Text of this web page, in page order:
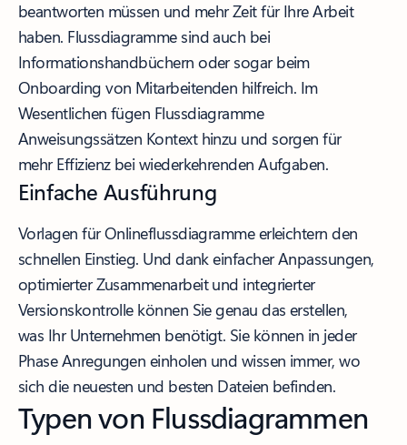
beantworten müssen und mehr Zeit für Ihre Arbeit
haben. Flussdiagramme sind auch bei
Informationshandbüchern oder sogar beim
Onboarding von Mitarbeitenden hilfreich. Im
Wesentlichen fügen Flussdiagramme
Anweisungssätzen Kontext hinzu und sorgen für
mehr Effizienz bei wiederkehrenden Aufgaben.
Einfache Ausführung
Vorlagen für Onlineflussdiagramme erleichtern den
schnellen Einstieg. Und dank einfacher Anpassungen,
optimierter Zusammenarbeit und integrierter
Versionskontrolle können Sie genau das erstellen,
was Ihr Unternehmen benötigt. Sie können in jeder
Phase Anregungen einholen und wissen immer, wo
sich die neuesten und besten Dateien befinden.
Typen von Flussdiagrammen